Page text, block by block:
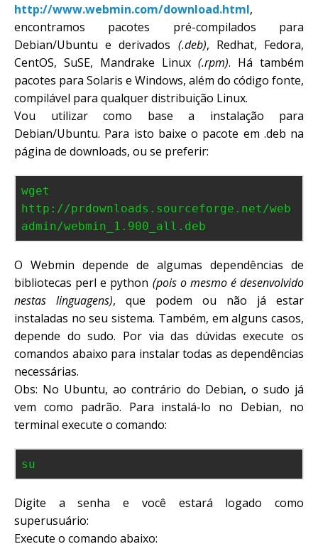
http://www.webmin.com/download.html,
encontramos pacotes pré-compilados para
Debian/Ubuntu e derivados (.deb), Redhat, Fedora,
CentOS, SuSE, Mandrake Linux (.rpm). Há também
pacotes para Solaris e Windows, além do código fonte,
compilável para qualquer distribuição Linux.
Vou utilizar como base a instalação para
Debian/Ubuntu. Para isto baixe o pacote em .deb na
página de downloads, ou se preferir:
wget
http://prdownloads.sourceforge.net/web
admin/webmin_1.900_all.deb
O Webmin depende de algumas dependências de
bibliotecas perl e python (pois o mesmo é desenvolvido
nestas linguagens), que podem ou não já estar
instaladas no seu sistema. Também, em alguns casos,
depende do sudo. Por via das dúvidas execute os
comandos abaixo para instalar todas as dependências
necessárias.
Obs: No Ubuntu, ao contrário do Debian, o sudo já
vem como padrão. Para instalá-lo no Debian, no
terminal execute o comando:
su
Digite a senha e você estará logado como
superusuário:
Execute o comando abaixo: